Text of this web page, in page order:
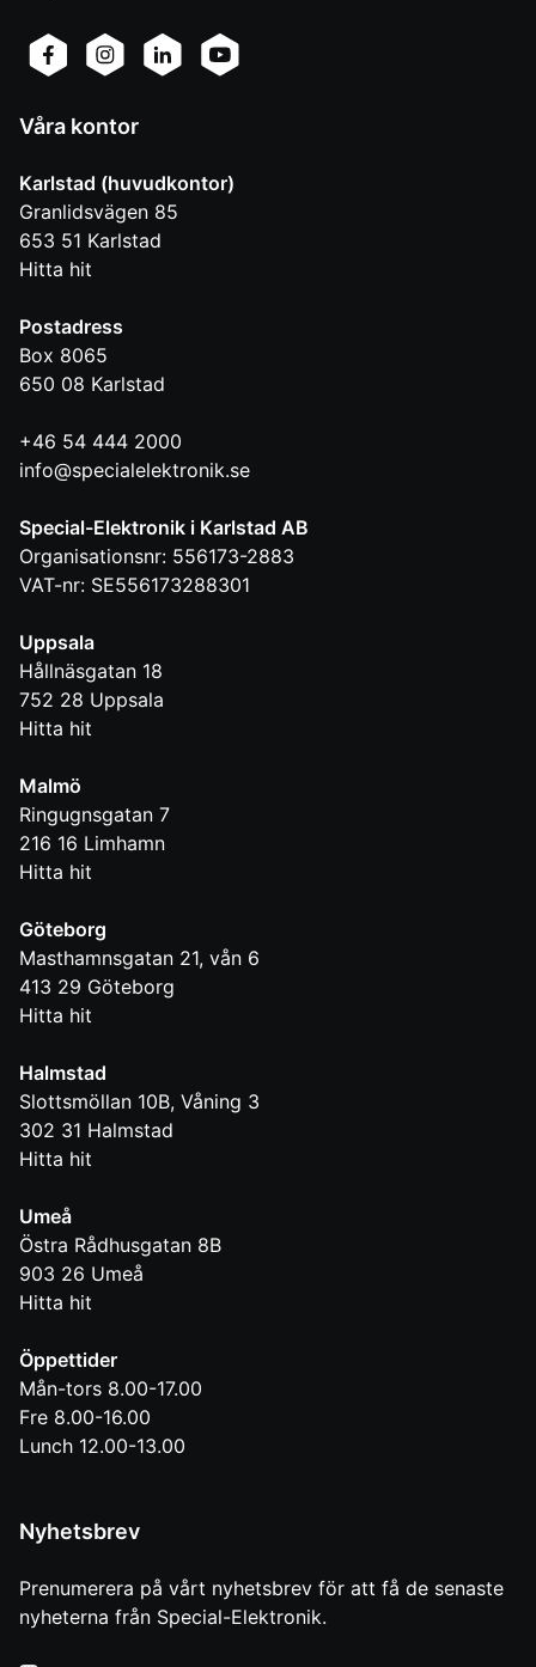
Våra kontor
Karlstad (huvudkontor)
Granlidsvägen 85
653 51 Karlstad
Hitta hit
Postadress
Box 8065
650 08 Karlstad
+46 54 444 2000
info@specialelektronik.se
Special-Elektronik i Karlstad AB
Organisationsnr: 556173-2883
VAT-nr: SE556173288301
Uppsala
Hållnäsgatan 18
752 28 Uppsala
Hitta hit
Malmö
Ringugnsgatan 7
216 16 Limhamn
Hitta hit
Göteborg
Masthamnsgatan 21, vån 6
413 29 Göteborg
Hitta hit
Halmstad
Slottsmöllan 10B, Våning 3
302 31 Halmstad
Hitta hit
Umeå
Östra Rådhusgatan 8B
903 26 Umeå
Hitta hit
Öppettider
Mån-tors 8.00-17.00
Fre 8.00-16.00
Lunch 12.00-13.00
Nyhetsbrev
Prenumerera på vårt nyhetsbrev för att få de senaste
nyheterna från Special-Elektronik.